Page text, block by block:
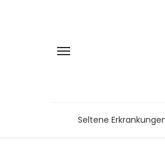
Seltene